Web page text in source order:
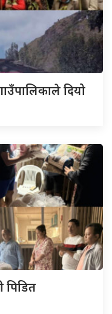
दियो